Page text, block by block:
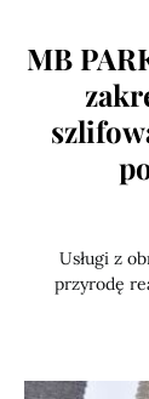
MB
Usługi z
przyrodę